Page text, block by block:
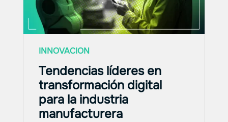
INNOVACION
Tendencias líderes en
transformación digital
para la industria
manufacturera